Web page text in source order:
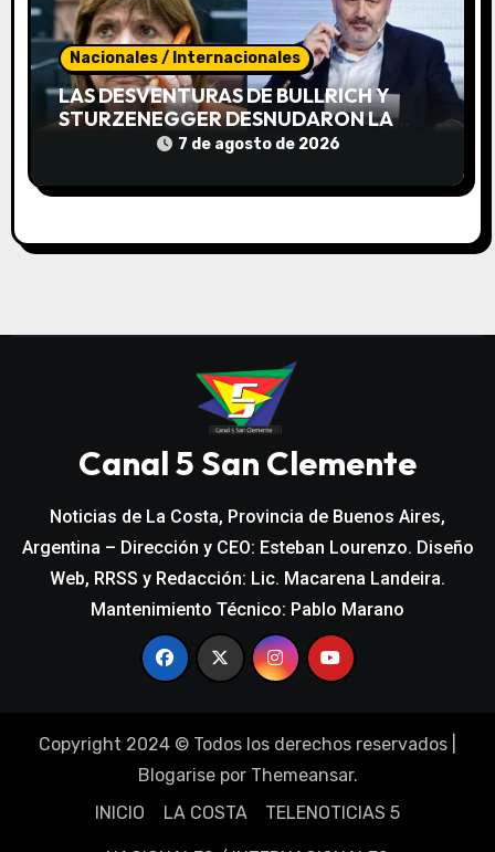
Nacionales / Internacionales
LAS DESVENTURAS DE BULLRICH Y
STURZENEGGER DESNUDARON LA
INTRANSIGENCIA DE KARINA
7 de agosto de 2026
Canal 5 San Clemente
Noticias de La Costa, Provincia de Buenos Aires,
Argentina – Dirección y CEO: Esteban Lourenzo. Diseño
Web, RRSS y Redacción: Lic. Macarena Landeira.
Mantenimiento Técnico: Pablo Marano
Copyright 2024 © Todos los derechos reservados
Blogarisepor Themeansar.
INICIO
LA COSTA TELENOTICIAS 5